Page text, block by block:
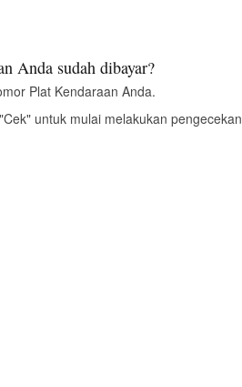
Anda sudah dibayar?
Plat Kendaraan Anda.
untuk mulai melakukan pengecekan